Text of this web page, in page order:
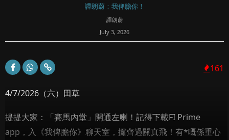
譚朗蔚：我俾膽你！
譚朗蔚
July 3, 2026
161
4/7/2026（六）田草
提提大家：「賽馬內堂」開通左喇！記得下載FI Prime
app，入《我俾膽你》聊天室，攞齊過關真飛！有*嘅係重心